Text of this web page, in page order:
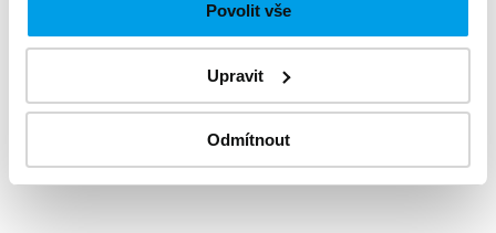
Povolit vše
Upravit
Odmítnout
Frequently asked questions